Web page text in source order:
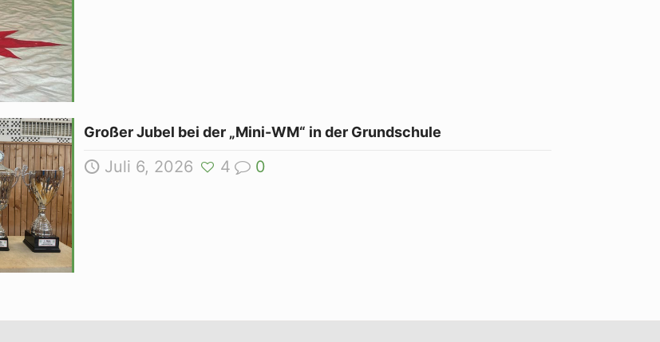
Großer Jubel bei der „Mini-WM“ in der Grundschule
Juli 6, 2026 0
4